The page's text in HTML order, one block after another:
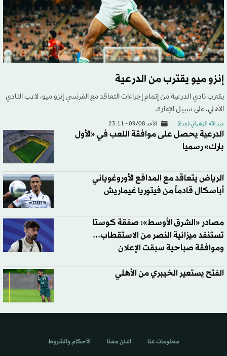
إنزو ميو يقترب من الدرعية
يقترب نادي الدرعية من إتمام إجراءات التعاقد مع الفرنسي إنزو ميو، لاعب النادي
الأهلي، على سبيل الإعارة.
عبد الله الزهراني (جدة) الأحد 09/08 - 23:11
الدرعية يحصل على موافقة اللعب في «الأول
بارك» رسميا
الرياض يتعاقد مع المدافع الأوروغوياني
أباسكال قادماً من فيتوريا غيماريش
مصادر «الشرق الأوسط»: صفقة كوستا
تستنفد ميزانية النصر من الاستقطاب...
وموافقة صباحية سبقت الإعلان
الفتح يستعير الخيبري من الأهلي
معلومات عنا اعلن معنا الأحكام والشروط